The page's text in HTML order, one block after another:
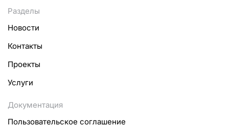
Разделы
Новости
Контакты
Проекты
Услуги
Документация
Пользовательское соглашение